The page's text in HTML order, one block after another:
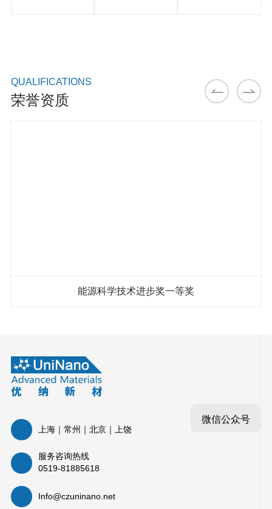
QUALIFICATIONS
荣誉资质
能源科学技术进步奖一等奖
上海｜常州｜北京｜上饶
服务咨询热线
0519-81885618
Info@czuninano.net
微信公众号